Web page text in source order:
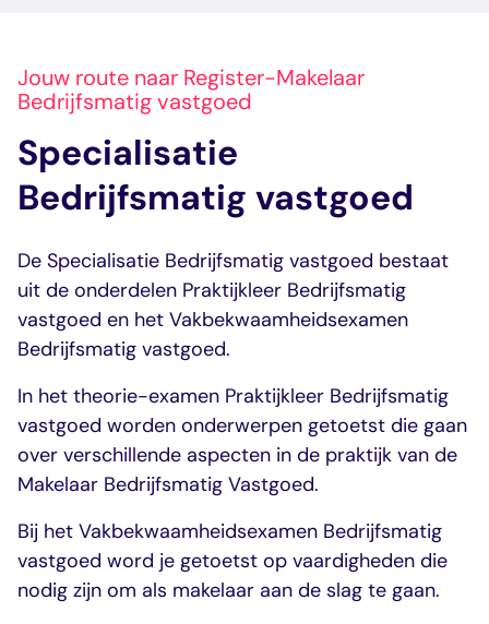
Jouw route naar Register-Makelaar
Bedrijfsmatig vastgoed
Specialisatie
Bedrijfsmatig vastgoed
De Specialisatie Bedrijfsmatig vastgoed bestaat
uit de onderdelen Praktijkleer Bedrijfsmatig
vastgoed en het Vakbekwaamheidsexamen
Bedrijfsmatig vastgoed.
In het theorie-examen Praktijkleer Bedrijfsmatig
vastgoed worden onderwerpen getoetst die gaan
over verschillende aspecten in de praktijk van de
Makelaar Bedrijfsmatig Vastgoed.
Bij het Vakbekwaamheidsexamen Bedrijfsmatig
vastgoed word je getoetst op vaardigheden die
nodig zijn om als makelaar aan de slag te gaan.